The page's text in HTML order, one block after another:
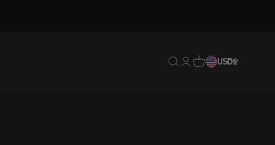
Translation missing:
Translation missing:
Translation
USDDE